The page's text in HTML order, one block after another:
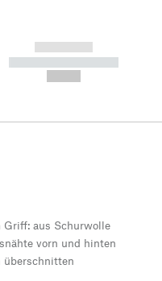
------------
----------- -----------
aus Schurwolle
vorn und hinten
überschnitten